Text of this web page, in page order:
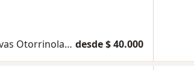
Consultas sucesivas Otorrinolaringología desde $ 40.000